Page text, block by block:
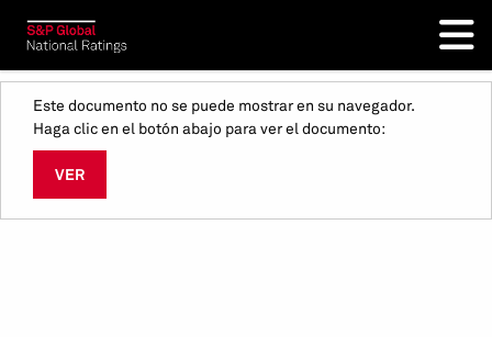
Este documento no se puede mostrar en su navegador.
Haga clic en el botón abajo para ver el documento:
VER